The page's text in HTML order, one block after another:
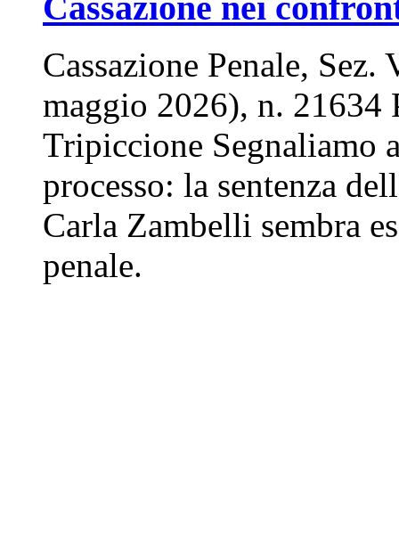
Cassazione Penale,
maggio 2026), n. 21634
Tripiccione Segnaliamo
processo: la sentenza
Carla Zambelli sembra
penale.